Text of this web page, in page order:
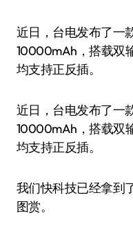
近日，台电发布了一
10000mAh，搭载双
均支持正反插。
近日，台电发布了一
10000mAh，搭载双
均支持正反插。
我们快科技已经拿到
图赏。